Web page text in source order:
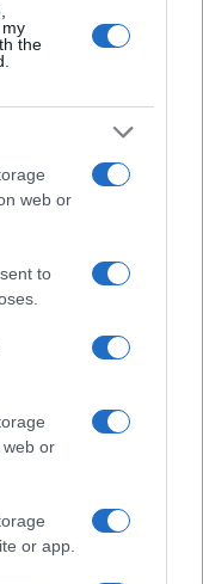
the
web or
to
web or
or app.
dei Dati